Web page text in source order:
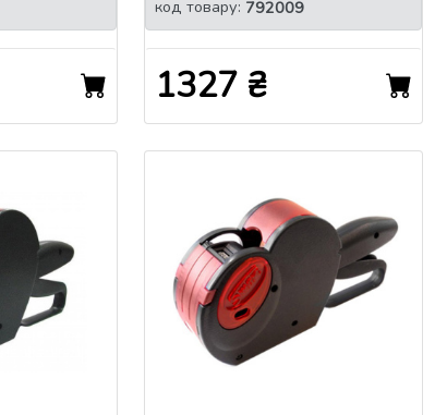
код товару: 792009
1327 ₴